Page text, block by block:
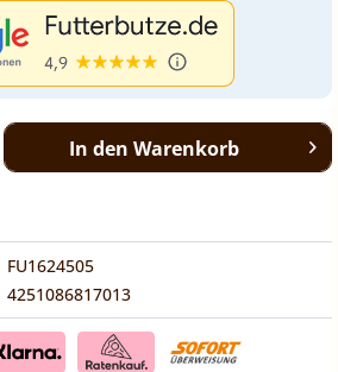
In den Warenkorb
FU1624505
4251086817013